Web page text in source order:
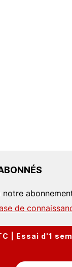
de
| Essai d'1